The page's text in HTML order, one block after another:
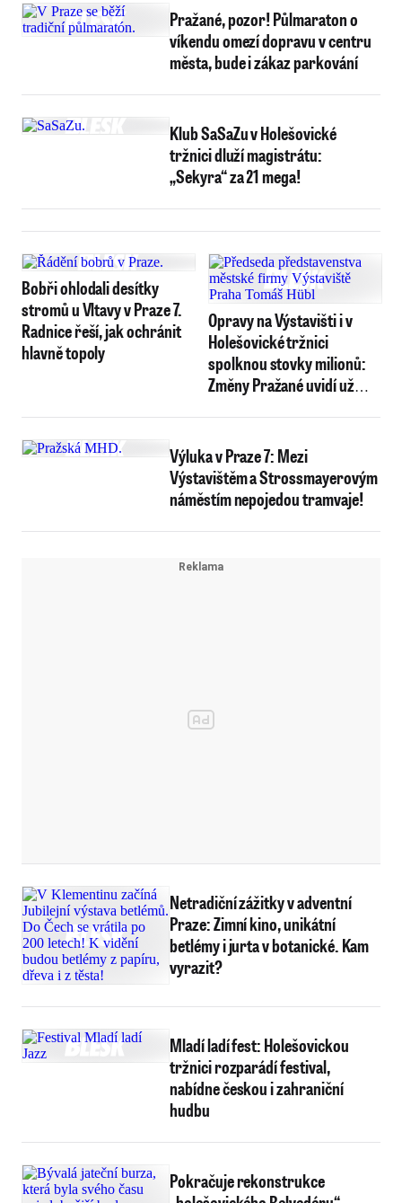
Pražané, pozor! Půlmaraton o
víkendu omezí dopravu v centru
města, bude i zákaz parkování
Klub SaSaZu v Holešovické
tržnici dluží magistrátu:
„Sekyra“ za 21 mega!
Bobři ohlodali desítky
stromů u Vltavy v Praze 7.
Radnice řeší, jak ochránit
hlavně topoly
Opravy na Výstavišti i v
Holešovické tržnici
spolknou stovky milionů:
Změny Pražané uvidí už
Výluka v Praze 7: Mezi
Výstavištěm a Strossmayerovým
náměstím nepojedou tramvaje!
Netradiční zážitky v adventní
Praze: Zimní kino, unikátní
betlémy i jurta v botanické. Kam
vyrazit?
Mladí ladí fest: Holešovickou
tržnici rozparádí festival,
nabídne českou i zahraniční
hudbu
Pokračuje rekonstrukce